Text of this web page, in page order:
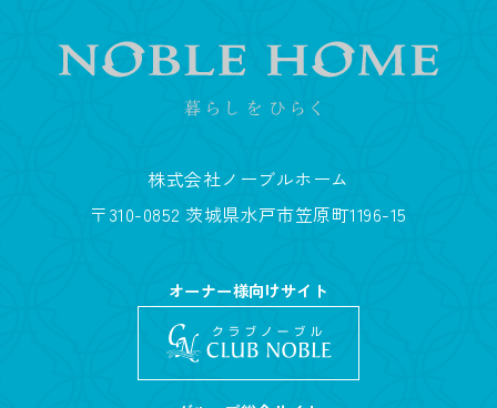
株式会社ノーブルホーム
〒310-0852 茨城県水戸市笠原町1196-15
オーナー様向けサイト